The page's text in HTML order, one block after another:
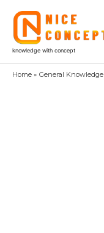
content
knowledge with concept
Home General Knowledge